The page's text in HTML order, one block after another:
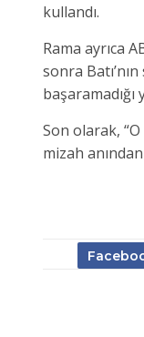
kullandı.
Rama ayrıca
sonra
Son olarak,
mizah